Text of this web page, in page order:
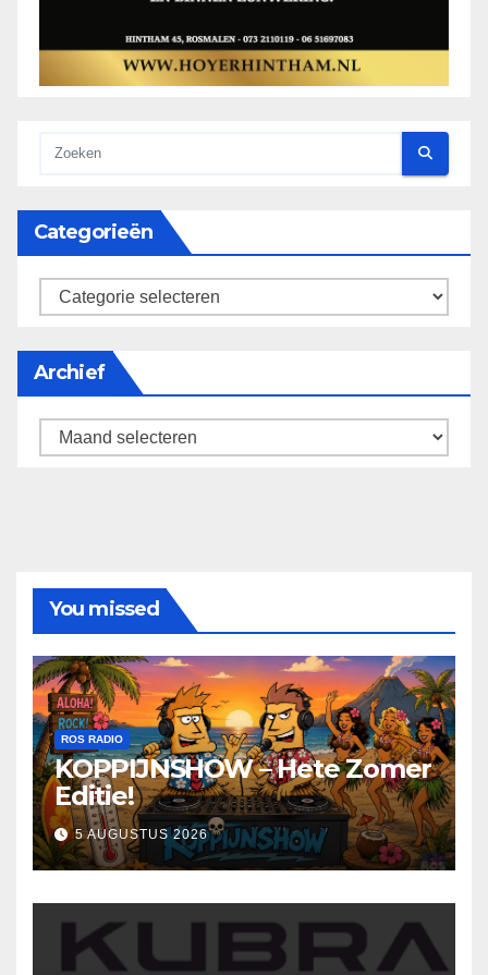
Categorieën
categorieën
Archief
Archief
You missed
ROS RADIO
KOPPIJNSHOW – Hete Zomer
Editie!
5 AUGUSTUS 2026